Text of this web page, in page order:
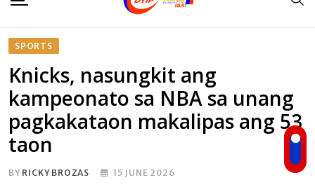
SPORTS
Knicks, nasungkit ang
kampeonato sa NBA sa unang
pagkakataon makalipas ang 53
taon
BY RICKY BROZAS 15 JUNE 2026